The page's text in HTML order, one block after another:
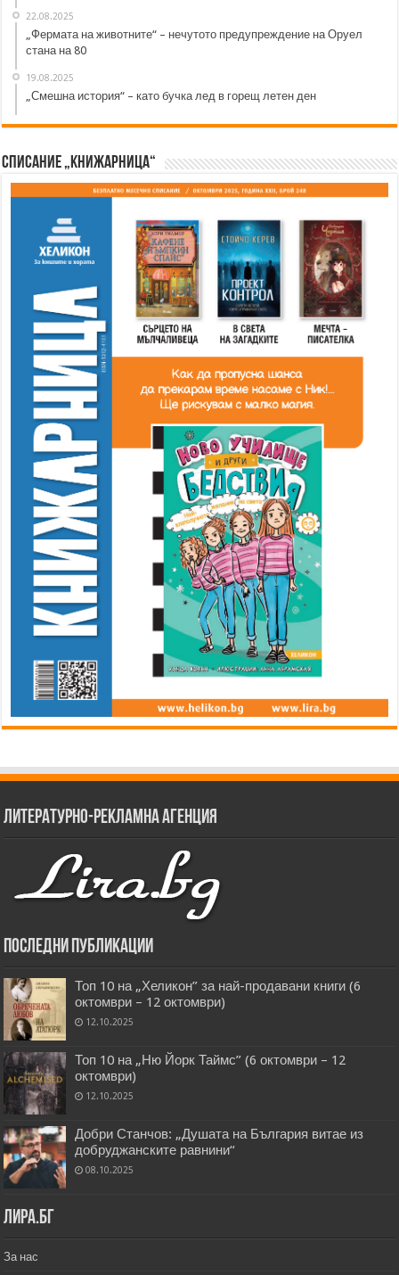
22.08.2025
„Фермата на животните“ – нечутото предупреждение на Оруел
стана на 80
19.08.2025
„Смешна история“ – като бучка лед в горещ летен ден
Списание „Книжарница“
Литературно-рекламна агенция
Последни публикации
Топ 10 на „Хеликон” за най-продавани книги (6
октомври – 12 октомври)
12.10.2025
Топ 10 на „Ню Йорк Таймс” (6 октомври – 12
октомври)
12.10.2025
Добри Станчов: „Душата на България витае из
добруджанските равнини“
08.10.2025
Лира.бг
За нас